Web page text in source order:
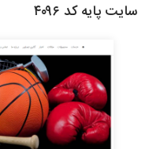
سایت پایه کد ۴۰۹۶